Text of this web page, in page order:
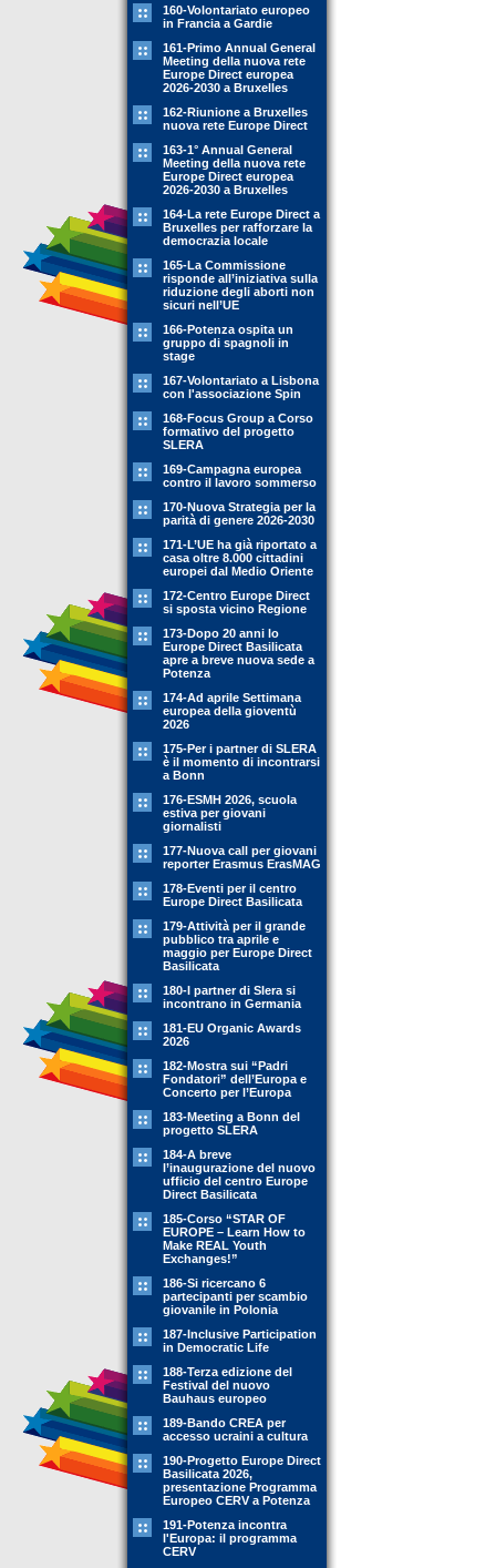
160-Volontariato europeo
in Francia a Gardie
161-Primo Annual General
Meeting della nuova rete
Europe Direct europea
2026-2030 a Bruxelles
162-Riunione a Bruxelles
nuova rete Europe Direct
163-1° Annual General
Meeting della nuova rete
Europe Direct europea
2026-2030 a Bruxelles
164-La rete Europe Direct a
Bruxelles per rafforzare la
democrazia locale
165-La Commissione
risponde all’iniziativa sulla
riduzione degli aborti non
sicuri nell’UE
166-Potenza ospita un
gruppo di spagnoli in
stage
167-Volontariato a Lisbona
con l'associazione Spin
168-Focus Group a Corso
formativo del progetto
SLERA
169-Campagna europea
contro il lavoro sommerso
170-Nuova Strategia per la
parità di genere 2026-2030
171-L’UE ha già riportato a
casa oltre 8.000 cittadini
europei dal Medio Oriente
172-Centro Europe Direct
si sposta vicino Regione
173-Dopo 20 anni lo
Europe Direct Basilicata
apre a breve nuova sede a
Potenza
174-Ad aprile Settimana
europea della gioventù
2026
175-Per i partner di SLERA
è il momento di incontrarsi
a Bonn
176-ESMH 2026, scuola
estiva per giovani
giornalisti
177-Nuova call per giovani
reporter Erasmus ErasMAG
178-Eventi per il centro
Europe Direct Basilicata
179-Attività per il grande
pubblico tra aprile e
maggio per Europe Direct
Basilicata
180-I partner di Slera si
incontrano in Germania
181-EU Organic Awards
2026
182-Mostra sui “Padri
Fondatori” dell’Europa e
Concerto per l’Europa
183-Meeting a Bonn del
progetto SLERA
184-A breve
l’inaugurazione del nuovo
ufficio del centro Europe
Direct Basilicata
185-Corso “STAR OF
EUROPE – Learn How to
Make REAL Youth
Exchanges!”
186-Si ricercano 6
partecipanti per scambio
giovanile in Polonia
187-Inclusive Participation
in Democratic Life
188-Terza edizione del
Festival del nuovo
Bauhaus europeo
189-Bando CREA per
accesso ucraini a cultura
190-Progetto Europe Direct
Basilicata 2026,
presentazione Programma
Europeo CERV a Potenza
191-Potenza incontra
l'Europa: il programma
CERV